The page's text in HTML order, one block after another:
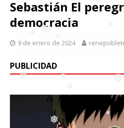
❅
❅
❅
❅
❅
Sebastián El
democracia
9 de enero de 2024
PUBLICIDAD